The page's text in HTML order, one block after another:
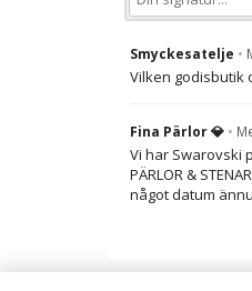
Smyckesatelje •
Vilken godisbutik
Fina Pärlor 💎 •
Vi har Swarovski
PÄRLOR &
något datum